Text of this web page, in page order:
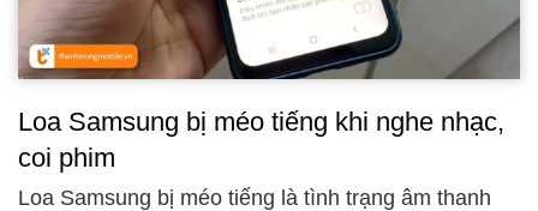
Loa Samsung bị méo tiếng khi nghe nhạc,
coi phim
Loa Samsung bị méo tiếng là tình trạng âm thanh